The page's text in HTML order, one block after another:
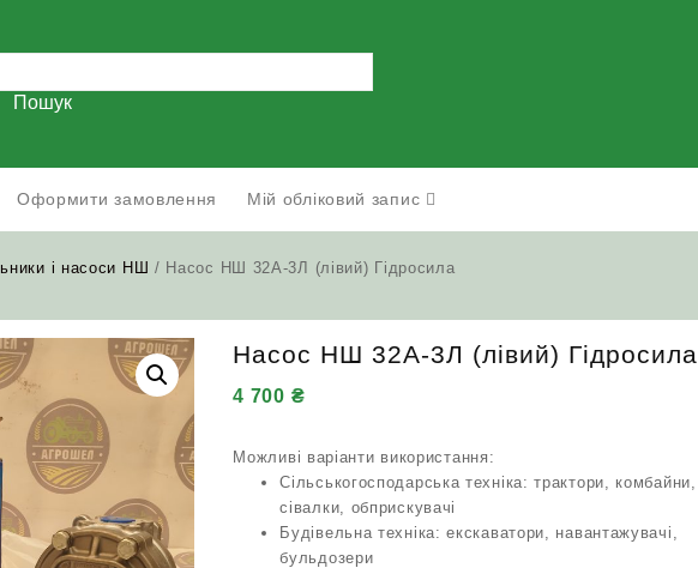
Пошук
Оформити замовлення Мій обліковий запис
і насоси НШ / Насос НШ 32А-3Л (лівий) Гідросила
Насос НШ 32А-3Л (лівий) Гідросила
4 700 ₴
Можливі варіанти використання:
Сільськогосподарська техніка: трактори, комбайни,
сівалки, обприскувачі
Будівельна техніка: екскаватори, навантажувачі,
бульдозери